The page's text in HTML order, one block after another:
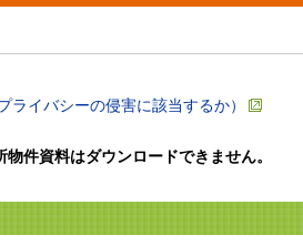
ライバシーの侵害に該当するか）
物件資料はダウンロードできません。